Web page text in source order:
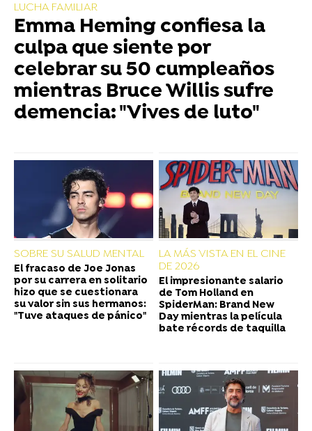
LUCHA FAMILIAR
Emma Heming confiesa la
culpa que siente por
celebrar su 50 cumpleaños
mientras Bruce Willis sufre
demencia: "Vives de luto"
SOBRE SU SALUD MENTAL
El fracaso de Joe Jonas
por su carrera en solitario
hizo que se cuestionara
su valor sin sus hermanos:
"Tuve ataques de pánico"
LA MÁS VISTA EN EL CINE
DE 2026
El impresionante salario
de Tom Holland en
SpiderMan: Brand New
Day mientras la película
bate récords de taquilla